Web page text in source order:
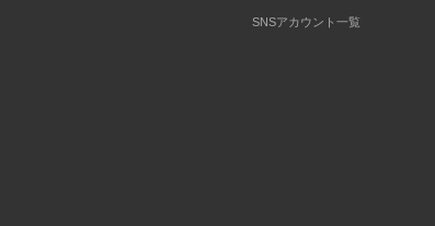
SNSアカウント一覧